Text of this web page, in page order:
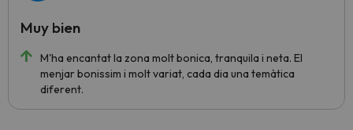
M'ha encantat la zona molt bonica, tranquila i neta. El
menjar bonissim i molt variat, cada dia una temàtica
diferent.
Muy bien